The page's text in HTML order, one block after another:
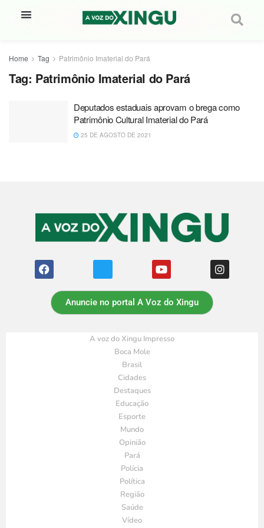
Home Tag Patrimônio Imaterial do Pará
Tag: Patrimônio Imaterial do Pará
Deputados estaduais aprovam o brega como
Patrimônio Cultural Imaterial do Pará
25 DE AGOSTO DE 2021
Anuncie no portal A Voz do Xingu
A voz do Xingu Impresso
Boca Mole
Brasil
Cidades
Destaques
Educação
Esporte
Mundo
Opinião
Pará
Polícia
Política
Região
Saúde
Vídeo